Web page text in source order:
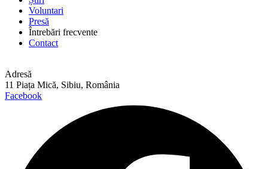
Voluntari
Presă
Întrebări frecvente
Contact
Adresă
11 Piața Mică, Sibiu, România
Facebook